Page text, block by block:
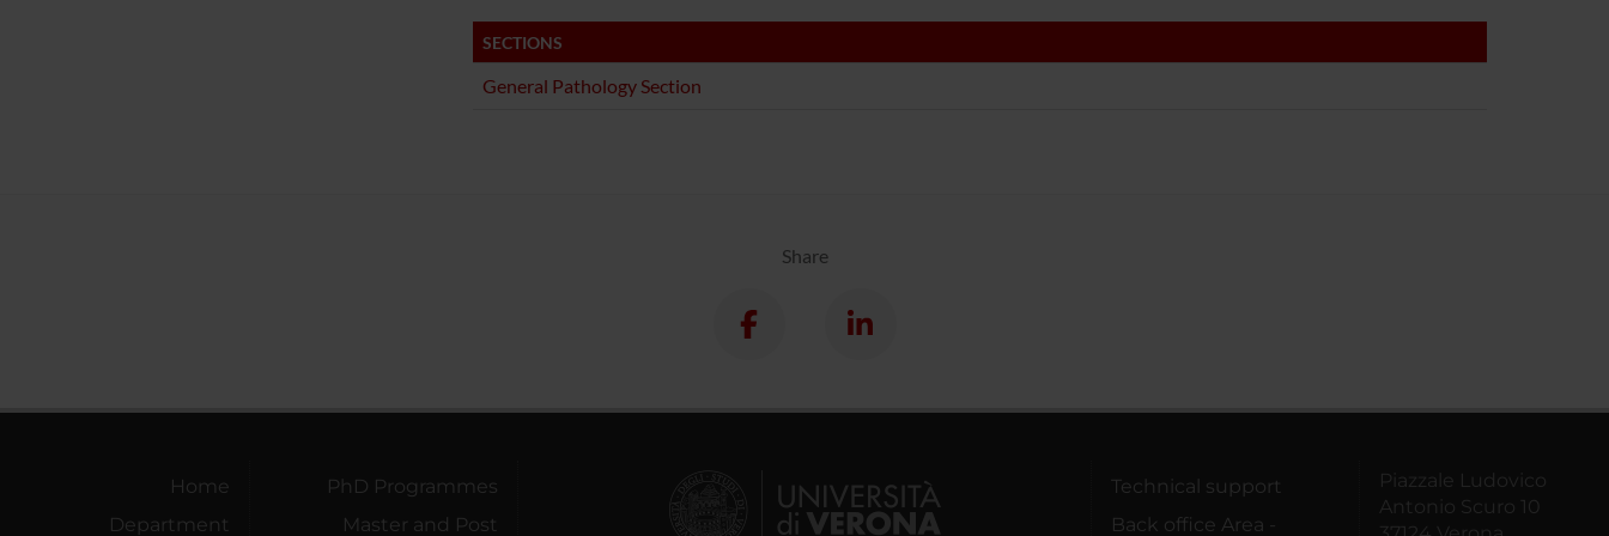
SECTIONS
General Pathology Section
Share
Home
Department
PhD Programmes
Master and Post
Technical support
Back office Area -
Piazzale Ludovico
Antonio Scuro 10